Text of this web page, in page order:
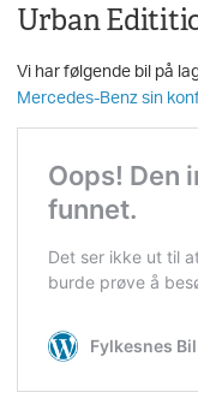
Urban
Vi har følgende bil på
Mercedes-Benz sin